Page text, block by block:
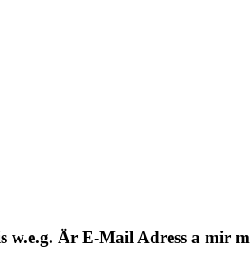
Är E-Mail Adress a mir